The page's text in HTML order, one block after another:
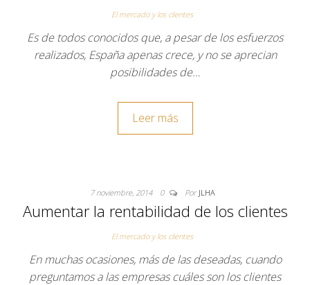
El mercado y los clientes
Es de todos conocidos que, a pesar de los esfuerzos
realizados, España apenas crece, y no se aprecian
posibilidades de…
Leer más
7 noviembre, 2014 0 Por JLHA
Aumentar la rentabilidad de los clientes
El mercado y los clientes
En muchas ocasiones, más de las deseadas, cuando
preguntamos a las empresas cuáles son los clientes